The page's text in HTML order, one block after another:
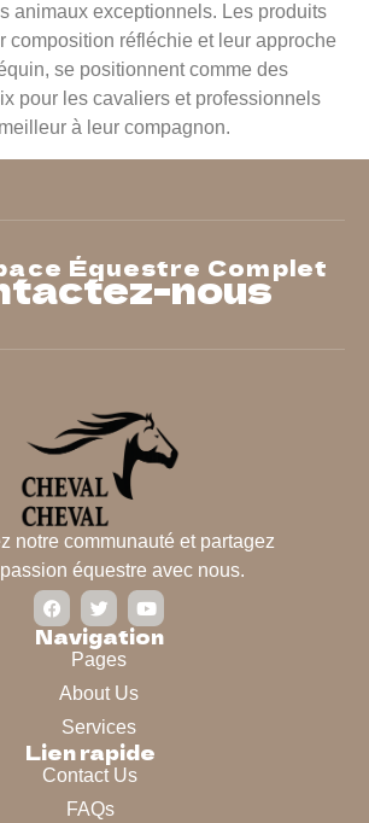
animaux exceptionnels. Les produits
composition réfléchie et leur approche
se positionnent comme des
pour les cavaliers et professionnels
à leur compagnon.
Équestre Complet
nous
notre communauté et partagez
équestre avec nous.
Navigation
Pages
About Us
Services
Lien rapide
Contact Us
FAQs